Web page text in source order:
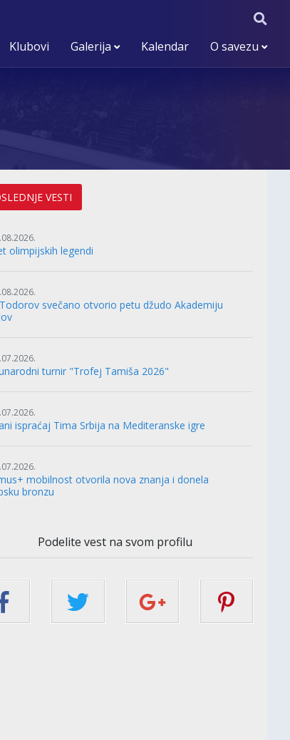
Klubovi Galerija Kalendar O savezu
VESTI
olimpijskih legendi
svečano otvorio petu džudo Akademiju
turnir "Trofej Tamiša 2026"
ispraćaj Tima Srbija na Mediteranske igre
mobilnost otvorila nova znanja i donela
bronzu
Podelite vest na svom profilu